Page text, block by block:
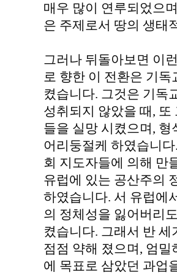
매우 많이 연루되었으
은 주제로서 땅의 생태
그러나 뒤돌아보면 이
로 향한 이 전환은 기
켰습니다. 그것은 기독
성취되지 않았을 때,
들을 실망 시켰으며,
어리둥절케 하였습니
회 지도자들에 의해 만
유럽에 있는 공산주의
하였습니다. 서 유럽에
의 정체성을 잃어버리
켰습니다. 그래서 반
점점 약해 졌으며, 엄
에 목표로 삼았던 과업